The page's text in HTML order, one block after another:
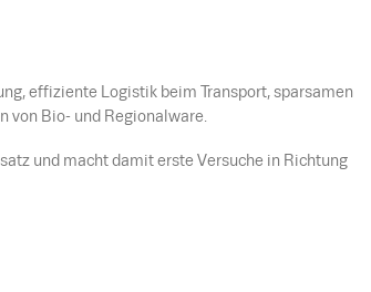
effiziente Logistik beim Transport, sparsamen
Bio- und Regionalware.
und macht damit erste Versuche in Richtung